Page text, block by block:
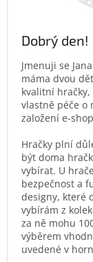
Dobrý den!
Jmenuji se
máma dvou
kvalitní
vlastně péče o
založení e-
Hračky plní
být doma
vybírat. U
bezpečnost a
designy, které
vybírám z
za ně mohu
výběrem
uvedené v